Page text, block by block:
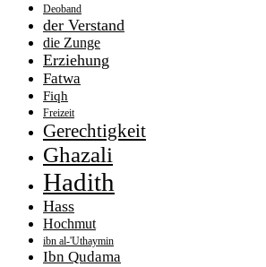
Deoband
der Verstand
die Zunge
Erziehung
Fatwa
Fiqh
Freizeit
Gerechtigkeit
Ghazali
Hadith
Hass
Hochmut
ibn al-'Uthaymin
Ibn Qudama